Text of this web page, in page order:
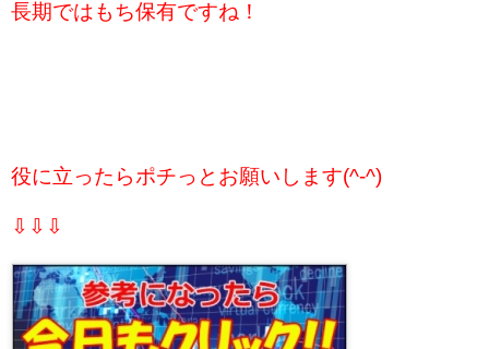
長期ではもち保有ですね！
役に立ったらポチっとお願いします(^-^)
⇩⇩⇩